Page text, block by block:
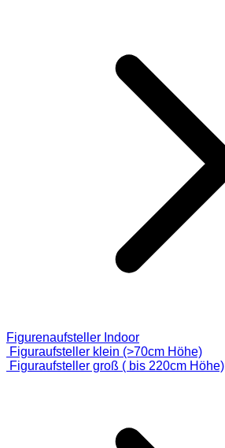
Figurenaufsteller Indoor
Figuraufsteller klein (>70cm Höhe)
Figuraufsteller groß ( bis 220cm Höhe)